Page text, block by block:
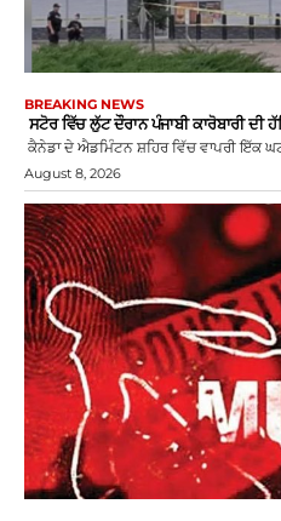
BREAKING NEWS
ਸਟੋਰ ਵਿੱਚ ਲੁੱਟ ਦੌਰਾਨ ਪੰਜਾਬੀ ਕਾਰੋਬਾਰੀ ਦੀ
ਕੈਨੇਡਾ ਦੇ ਐਡਮਿੰਟਨ ਸ਼ਹਿਰ ਵਿੱਚ ਵਾਪਰੀ ਇੱਕ
August 8, 2026